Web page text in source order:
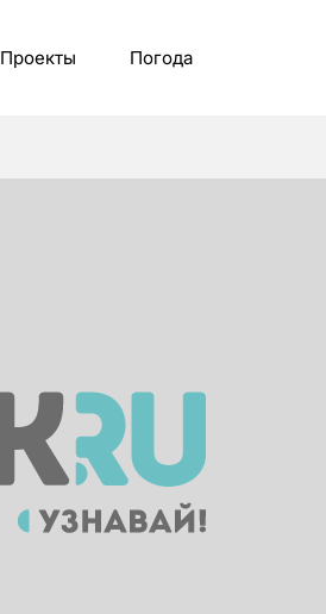
Проекты Погода